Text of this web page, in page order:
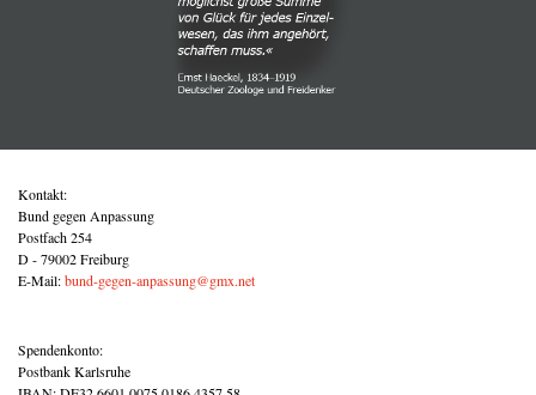
Kontakt:
Bund gegen Anpassung
Postfach 254
D - 79002 Freiburg
E-Mail:bund-gegen-anpassung@gmx.net
Spendenkonto:
Postbank Karlsruhe